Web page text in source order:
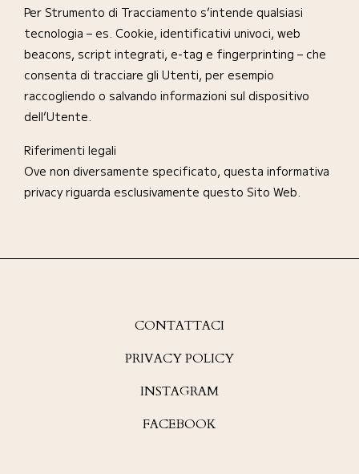
Per Strumento di Tracciamento s’intende qualsiasi
tecnologia – es. Cookie, identificativi univoci, web
beacons, script integrati, e-tag e fingerprinting – che
consenta di tracciare gli Utenti, per esempio
raccogliendo o salvando informazioni sul dispositivo
dell’Utente.
Riferimenti legali
Ove non diversamente specificato, questa informativa
privacy riguarda esclusivamente questo Sito Web.
CONTATTACI
PRIVACY POLICY
INSTAGRAM
FACEBOOK